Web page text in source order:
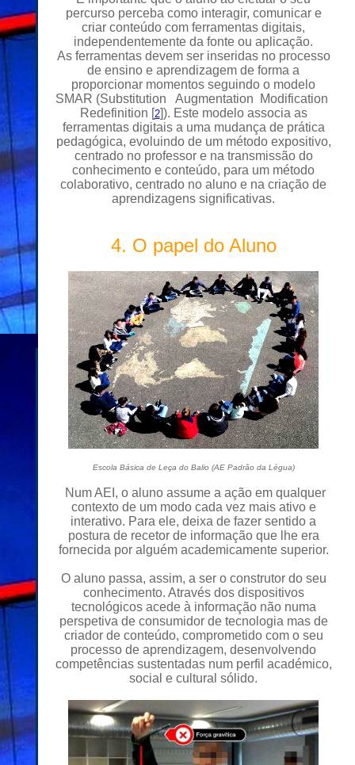
percurso perceba como interagir, comunicar e
criar conteúdo com ferramentas digitais,
independentemente da fonte ou aplicação.
As ferramentas devem ser inseridas no processo
de ensino e aprendizagem de forma a
proporcionar momentos seguindo o modelo
SMAR (Substitution Augmentation Modification
Redefinition [2]). Este modelo associa as
ferramentas digitais a uma mudança de prática
pedagógica, evoluindo de um método expositivo,
centrado no professor e na transmissão do
conhecimento e conteúdo, para um método
colaborativo, centrado no aluno e na criação de
aprendizagens significativas.
4. O papel do Aluno
Escola Básica de Leça do Balio (AE Padrão da Légua)
Num AEI, o aluno assume a ação em qualquer
contexto de um modo cada vez mais ativo e
interativo. Para ele, deixa de fazer sentido a
postura de recetor de informação que lhe era
fornecida por alguém academicamente superior.
O aluno passa, assim, a ser o construtor do seu
conhecimento. Através dos dispositivos
tecnológicos acede à informação não numa
perspetiva de consumidor de tecnologia mas de
criador de conteúdo, comprometido com o seu
processo de aprendizagem, desenvolvendo
competências sustentadas num perfil académico,
social e cultural sólido.